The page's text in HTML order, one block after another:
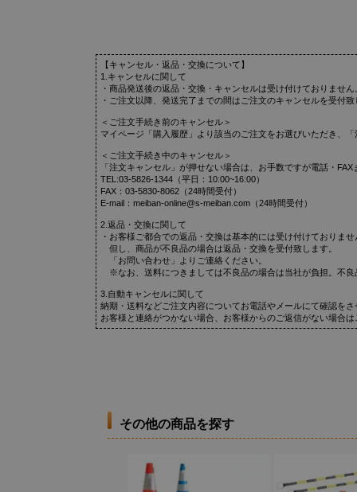
【キャンセル・返品・交換について】
1.キャンセルに関して
・商品発送後の返品・交換・キャンセルは受け付けておりません
・ご注文以降、発送完了までの間はご注文のキャンセルを受付致
＜ご注文手続き前のキャンセル＞
マイページ「購入履歴」より該当のご注文をお選びいただき、
＜ご注文手続き中のキャンセル＞
「注文キャンセル」が押せない場合は、お手数ですが電話・
TEL:03-5826-1344（平日：10:00~16:00）
FAX：03-5830-8062（24時間受付）
E-mail：meiban-online@s-meiban.com（24時間受付）
2.返品・交換に関して
・お客様ご都合での返品・交換は基本的には受け付けておりませ
但し、商品が不良品の場合は返品・交換を受付致します。
「お問い合わせ」よりご連絡ください。
※なお、送料につきましては不良品の場合は当社が負担。不良
3.自動キャンセルに関して
納期・送料などご注文内容についてお電話やメールにて確認を
お客様と連絡がつかない場合、お客様からのご返信がない場合
その他の商品を探す